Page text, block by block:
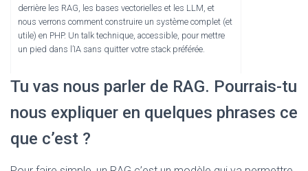
derrière les RAG, les bases vectorielles et les LLM, et
nous verrons comment construire un système complet (et
utile) en PHP. Un talk technique, accessible, pour mettre
un pied dans l’IA sans quitter votre stack préférée.
Tu vas nous parler de RAG. Pourrais-tu
nous expliquer en quelques phrases ce
que c’est ?